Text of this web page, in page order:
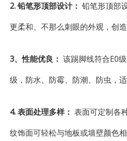
2. 铅笔形顶部设计： 铅笔形顶部
更柔和、不那么刺眼的外观，创
3、性能优良： 该踢脚线符合E0
级，防水、防霉、防潮、防虫，适
4. 表面处理多样： 表面可定制各
纹饰面可轻松与地板或墙壁颜色相